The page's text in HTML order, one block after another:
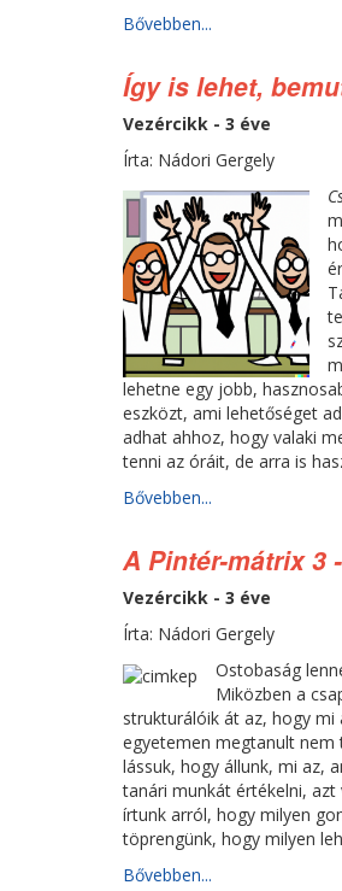
Bővebben...
Így is lehet,
Vezércikk - 3 éve
Írta: Nádori Gergely
lehetne egy jobb,
eszközt, ami lehetőséget
adhat ahhoz, hogy valaki
tenni az óráit, de arra is
Bővebben...
A Pintér-mátrix 3
Vezércikk - 3 éve
Írta: Nádori Gergely
Ostobaság
Miközben a
strukturálóik át az, hogy
egyetemen megtanult nem
lássuk, hogy állunk, mi az,
tanári munkát értékelni,
írtunk arról, hogy milyen
töprengünk, hogy milyen
Bővebben...